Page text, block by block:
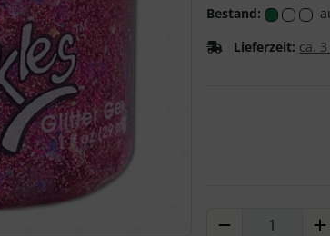
Bestand:
Lieferzeit: ca.